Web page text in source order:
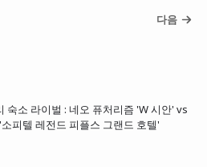
다음
숙소 라이벌 : 네오 퓨처리즘 'W 시안' vs
피텔 레전드 피플스 그랜드 호텔'